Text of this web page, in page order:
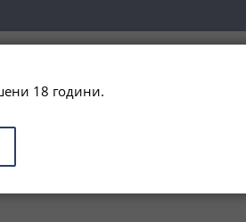
СПЕЦИАЛНИ ПРЕДЛОЖЕНИЯ
18 години.